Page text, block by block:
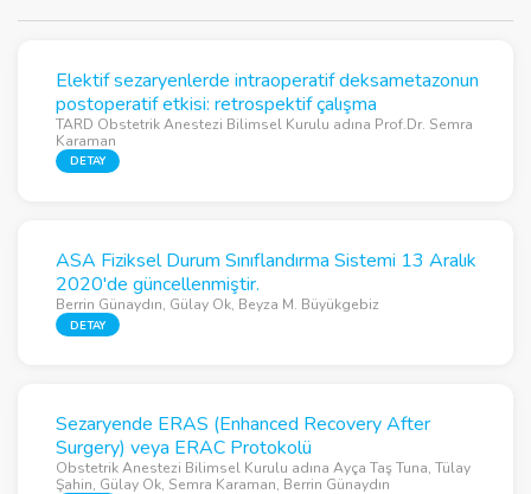
Elektif sezaryenlerde intraoperatif deksametazonun
postoperatif etkisi: retrospektif çalışma
TARD Obstetrik Anestezi Bilimsel Kurulu adına Prof.Dr. Semra
Karaman
DETAY
ASA Fiziksel Durum Sınıflandırma Sistemi 13 Aralık
2020'de güncellenmiştir.
Berrin Günaydın, Gülay Ok, Beyza M. Büyükgebiz
DETAY
Sezaryende ERAS (Enhanced Recovery After
Surgery) veya ERAC Protokolü
Obstetrik Anestezi Bilimsel Kurulu adına Ayça Taş Tuna, Tülay
Şahin, Gülay Ok, Semra Karaman, Berrin Günaydın